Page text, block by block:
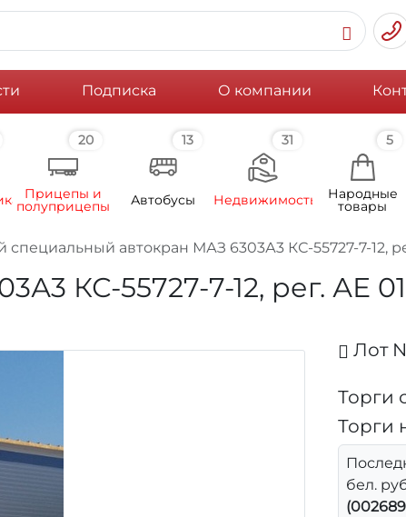
Подписка О компании
20
Прицепы и
полуприцепы
13
Автобусы
31
Недвижимость
5
Народные
товары
специальный автокран МАЗ 6303А3 КС-55727-7-12,
КС-55727-7-12, рег. АЕ
Лот
Торги
Торги
бел.